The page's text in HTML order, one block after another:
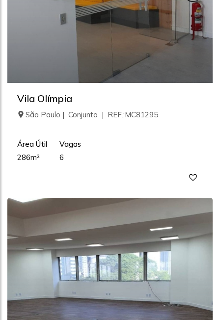
Vila Olímpia
São Paulo | Conjunto | REF.:MC81295
Área Útil
286m²
Vagas
6